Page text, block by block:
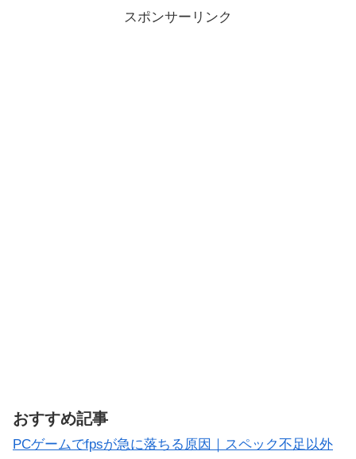
チェックできます。
スポンサーリンク
おすすめ記事
PCゲームでfpsが急に落ちる原因｜スペック不足以外